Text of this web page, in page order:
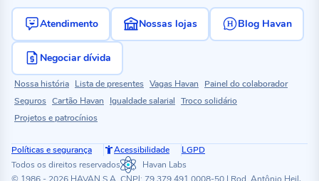
Atendimento Nossas lojas Blog Havan
Negociar dívida
Nossa história Lista de presentes Vagas Havan
Painel do colaborador
Seguros Cartão Havan Igualdade salarial Troco solidário
Projetos e patrocínios
Políticas e segurança Acessibilidade
LGPD
Todos os direitos reservados
Havan Labs